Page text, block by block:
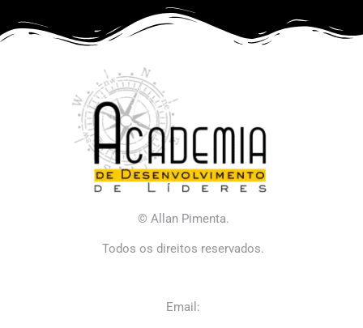
© Allan Pimenta.
Todos os direitos reservados.
Email: